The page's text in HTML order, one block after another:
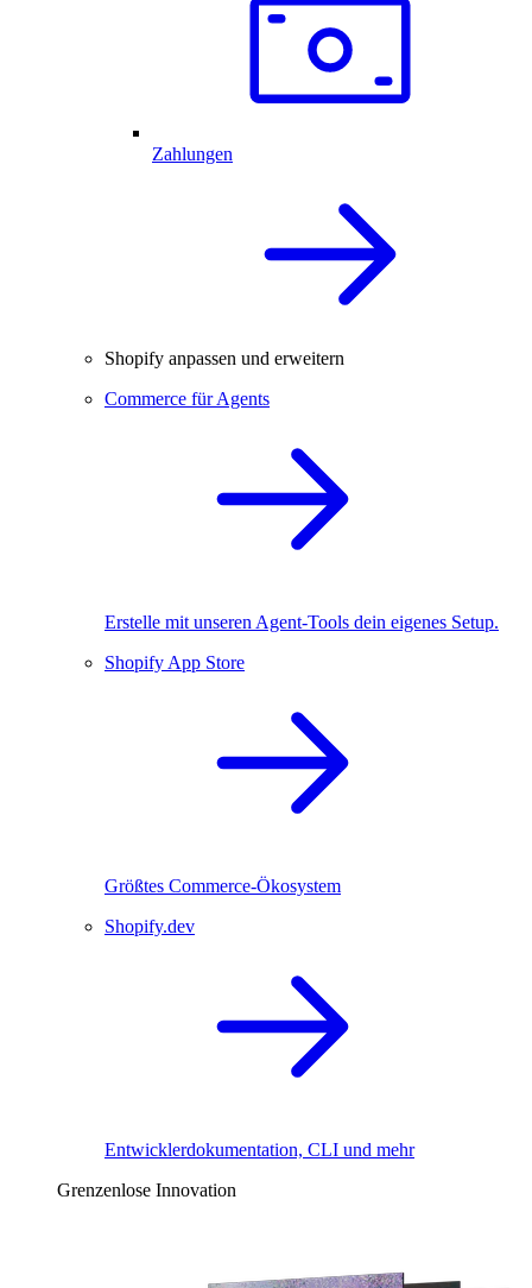
Zahlungen
Shopify anpassen und erweitern
Commerce für Agents
Erstelle mit unseren Agent-Tools dein eigenes Setup.
Shopify App Store
Größtes Commerce-Ökosystem
Shopify.dev
Entwicklerdokumentation, CLI und mehr
Grenzenlose Innovation